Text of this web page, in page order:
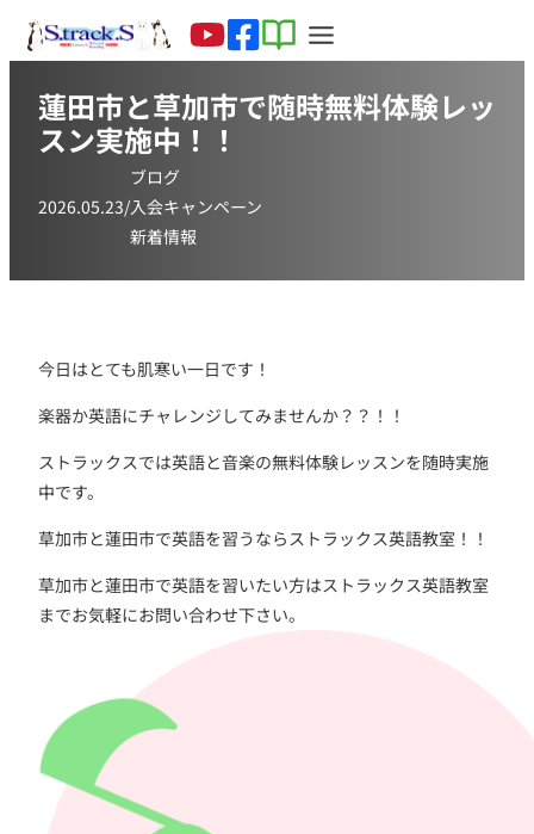
蓮田市と草加市で随時無料体験レッ
スン実施中！！
2026.05.23/
ブログ
入会キャンペーン
新着情報
今日はとても肌寒い一日です！
楽器か英語にチャレンジしてみませんか？？！！
ストラックスでは英語と音楽の無料体験レッスンを随時実施
中です。
草加市と蓮田市で英語を習うならストラックス英語教室！！
草加市と蓮田市で英語を習いたい方はストラックス英語教室
までお気軽にお問い合わせ下さい。